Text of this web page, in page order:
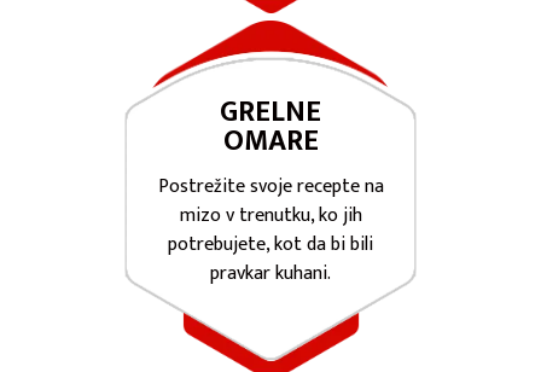
GRELNE
OMARE
Postrežite svoje recepte na
mizo v trenutku, ko jih
potrebujete, kot da bi bili
pravkar kuhani.